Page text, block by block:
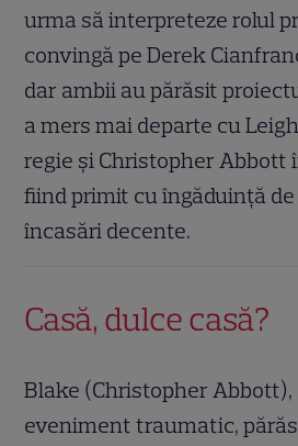
urma să interpreteze rolul
convingă pe Derek
dar ambii au părăsit
a mers mai departe cu
regie și Christopher Abbott
fiind primit cu îngăduință
încasări decente.
Casă, dulce casă?
Blake (Christopher Abbott),
eveniment traumatic,